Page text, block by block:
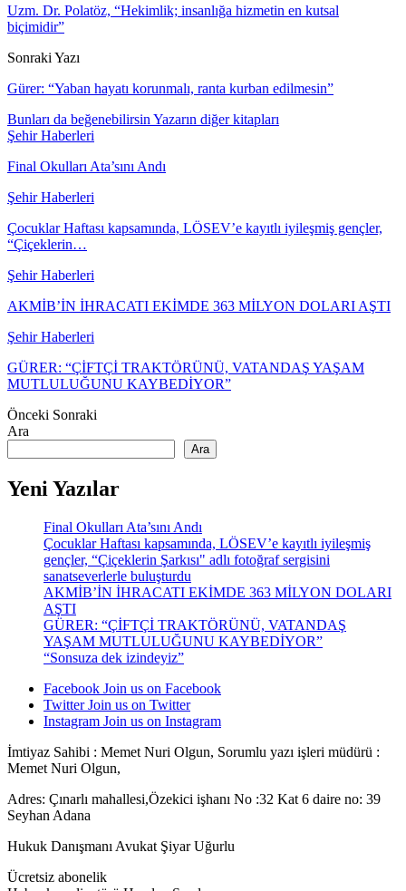
Uzm. Dr. Polatöz, “Hekimlik; insanlığa hizmetin en kutsal
biçimidir”
Sonraki Yazı
Gürer: “Yaban hayatı korunmalı, ranta kurban edilmesin”
Bunları da beğenebilirsin Yazarın diğer kitapları
Şehir Haberleri
Final Okulları Ata’sını Andı
Şehir Haberleri
Çocuklar Haftası kapsamında, LÖSEV’e kayıtlı iyileşmiş gençler,
“Çiçeklerin…
Şehir Haberleri
AKMİB’İN İHRACATI EKİMDE 363 MİLYON DOLARI AŞTI
Şehir Haberleri
GÜRER: “ÇİFTÇİ TRAKTÖRÜNÜ, VATANDAŞ YAŞAM
MUTLULUĞUNU KAYBEDİYOR”
Önceki Sonraki
Ara
Ara
Yeni Yazılar
Final Okulları Ata’sını Andı
Çocuklar Haftası kapsamında, LÖSEV’e kayıtlı iyileşmiş
gençler, “Çiçeklerin Şarkısı" adlı fotoğraf sergisini
sanatseverlerle buluşturdu
AKMİB’İN İHRACATI EKİMDE 363 MİLYON DOLARI
AŞTI
GÜRER: “ÇİFTÇİ TRAKTÖRÜNÜ, VATANDAŞ
YAŞAM MUTLULUĞUNU KAYBEDİYOR”
“Sonsuza dek izindeyiz”
Facebook Join us on Facebook
Twitter Join us on Twitter
Instagram Join us on Instagram
İmtiyaz Sahibi : Memet Nuri Olgun, Sorumlu yazı işleri müdürü :
Memet Nuri Olgun,
Adres: Çınarlı mahallesi,Özekici işhanı No :32 Kat 6 daire no: 39
Seyhan Adana
Hukuk Danışmanı Avukat Şiyar Uğurlu
Ücretsiz abonelik